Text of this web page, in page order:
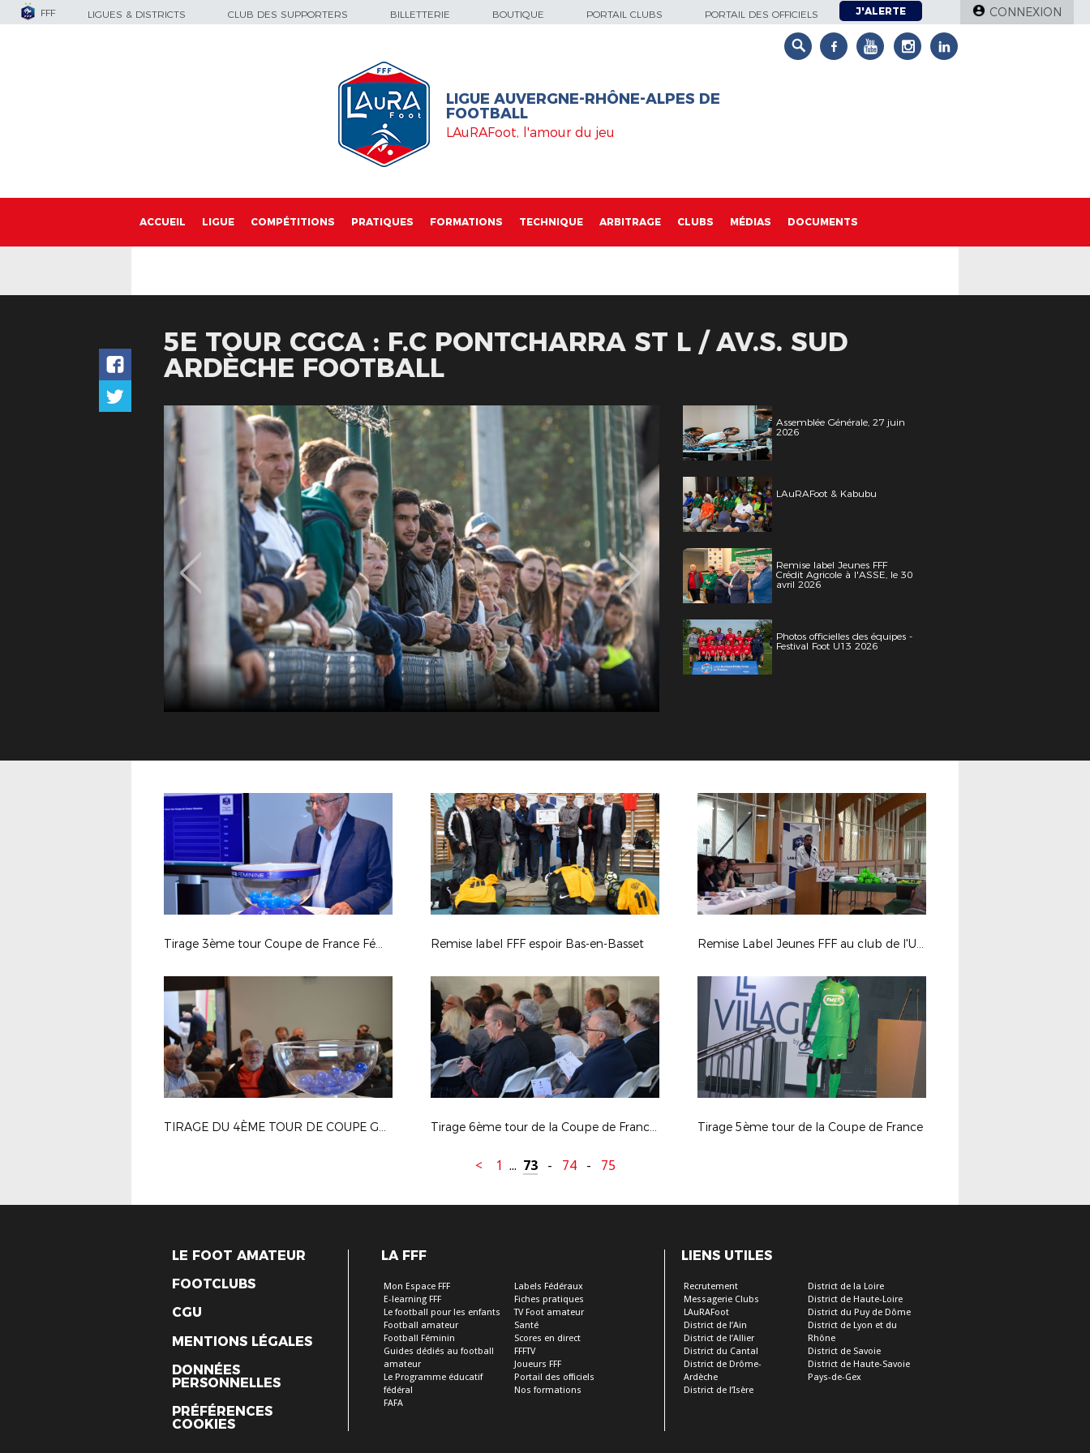
FFF LIGUES & DISTRICTS CLUB DES SUPPORTERS BILLETTERIE BOUTIQUE PORTAIL CLUBS PORTAIL DES OFFICIELS J'ALERTE CONNEXION
LIGUE AUVERGNE-RHÔNE-ALPES DE
FOOTBALL
LAuRAFoot, l'amour du jeu
ACCUEIL LIGUE COMPÉTITIONS PRATIQUES FORMATIONS TECHNIQUE ARBITRAGE CLUBS MÉDIAS DOCUMENTS
5E TOUR CGCA : F.C PONTCHARRA ST L / AV.S. SUD
ARDÈCHE FOOTBALL
Assemblée Générale, 27 juin
2026
LAuRAFoot & Kabubu
Remise label Jeunes FFF
Crédit Agricole à l'ASSE, le 30
avril 2026
Photos officielles des équipes -
Festival Foot U13 2026
Tirage 3ème tour Coupe de France Féminine Remise label FFF espoir Bas-en-Basset Remise Label Jeunes FFF au club de l'US Feillens
TIRAGE DU 4ÈME TOUR DE COUPE GAMBARDELLA CREDIT AGRICOLE : LES PHOTOS Tirage 6ème tour de la Coupe de France et du 4ème tour de la Coupe Gambardella Crédit Agricole Tirage 5ème tour de la Coupe de France
< 1 ... 73 - 74 - 75
LE FOOT AMATEUR
FOOTCLUBS
CGU
MENTIONS LÉGALES
DONNÉES
PERSONNELLES
PRÉFÉRENCES
COOKIES
LA FFF
Mon Espace FFF
E-learning FFF
Le football pour les enfants
Football amateur
Football Féminin
Guides dédiés au football
amateur
Le Programme éducatif
fédéral
FAFA
Labels Fédéraux
Fiches pratiques
TV Foot amateur
Santé
Scores en direct
FFFTV
Joueurs FFF
Portail des officiels
Nos formations
LIENS UTILES
Recrutement
Messagerie Clubs
LAuRAFoot
District de l’Ain
District de l’Allier
District du Cantal
District de Drôme-
Ardèche
District de l’Isère
District de la Loire
District de Haute-Loire
District du Puy de Dôme
District de Lyon et du
Rhône
District de Savoie
District de Haute-Savoie
Pays-de-Gex